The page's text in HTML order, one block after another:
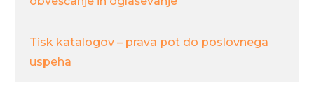
Tisk katalogov – prava pot do poslovnega
uspeha